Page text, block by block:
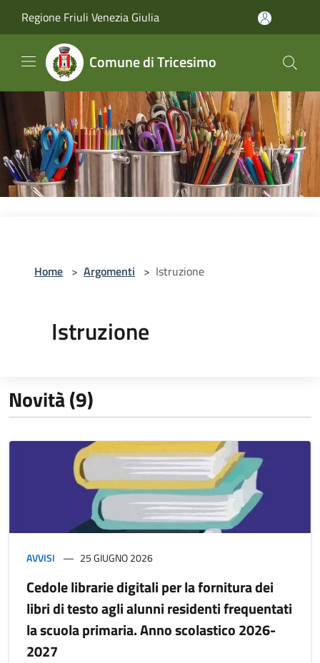
Regione Friuli Venezia Giulia
Comune di Tricesimo
Home > Argomenti > Istruzione
Istruzione
Novità (9)
AVVISI 25 GIUGNO 2026
Cedole librarie digitali per la fornitura dei
libri di testo agli alunni residenti frequentati
la scuola primaria. Anno scolastico 2026-
2027